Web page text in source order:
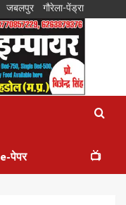
जबलपुर गौरेला-पेंड्रा
e-पेपर 📺